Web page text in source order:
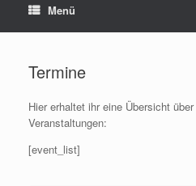
Menü
Termine
Hier erhaltet ihr eine Übersicht
Veranstaltungen:
[event_list]